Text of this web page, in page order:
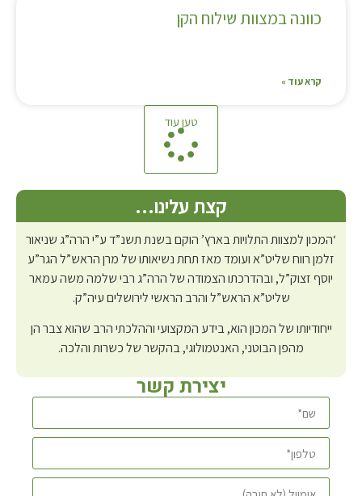
כוונה במצוות שילוח הקן
קרא עוד »
טען עוד
קצת עלינו…
‘המכון למצוות התלויות בארץ’ הוקם בשנת תשנ”ד ע”י הרה”ג שניאור
זלמן רווח שליט”א ועומד מאז תחת נשיאותו של מרן הראש”ל הגר”ע
יוסף זצוק”ל, ובהדרכתו הצמודה של הרה”ג רבי שלמה משה עמאר
שליט”א הראש”ל והרב הראשי לירושלים עיה”ק.
ייחודיותו של המכון הוא, בידע המקצועי וההלכתי הרב שהוא צבר הן
מהפן הבוטני, האנטמולוגי, בהקשר של כשרות והלכה.
יצירת קשר